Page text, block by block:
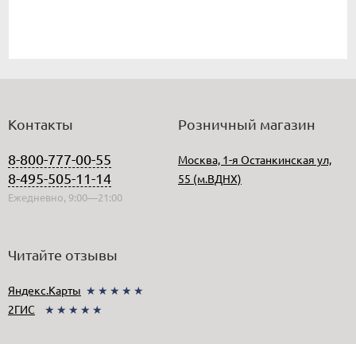
Контакты
8-800-777-00-55
8-495-505-11-14
Ежедневно, 9:00—21:00
Розничный магазин
Москва, 1-я Останкинская ул,
55 (м.ВДНХ)
Читайте отзывы
Яндекс.Карты ★★★★★
2ГИС
★★★★★